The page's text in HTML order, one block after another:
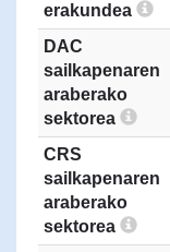
erakundea
DAC
sailkapenaren
araberako
sektorea
CRS
sailkapenaren
araberako
sektorea